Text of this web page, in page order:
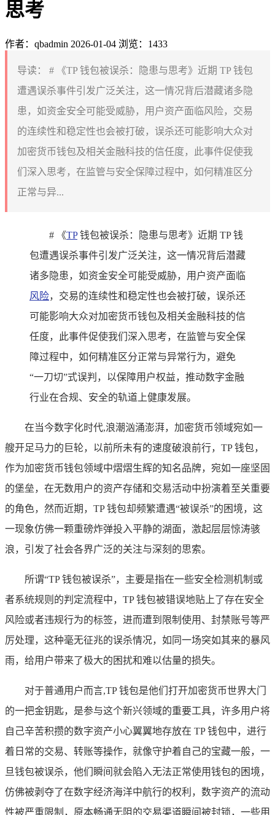
思考
作者：qbadmin 2026-01-04 浏览：1433
导读：
# 《TP 钱包被误杀：隐患与思考》近期 TP 钱包
遭遇误杀事件引发广泛关注，这一情况背后潜藏诸多隐
患，如资金安全可能受威胁，用户资产面临风险，交易
的连续性和稳定性也会被打破，误杀还可能影响大众对
加密货币钱包及相关金融科技的信任度，此事件促使我
们深入思考，在监管与安全保障过程中，如何精准区分
正常与异...
# 《TP钱包被误杀：隐患与思考》近期 TP 钱
包遭遇误杀事件引发广泛关注，这一情况背后潜藏
诸多隐患，如资金安全可能受威胁，用户资产面临
风险，交易的连续性和稳定性也会被打破，误杀还
可能影响大众对加密货币钱包及相关金融科技的信
任度，此事件促使我们深入思考，在监管与安全保
障过程中，如何精准区分正常与异常行为，避免
“一刀切”式误判，以保障用户权益，推动数字金融
行业在合规、安全的轨道上健康发展。
在当今数字化时代,浪潮汹涌澎湃，加密货币领域宛如一
艘开足马力的巨轮，以前所未有的速度破浪前行，TP 钱包，
作为加密货币钱包领域中熠熠生辉的知名品牌，宛如一座坚固
的堡垒，在无数用户的资产存储和交易活动中扮演着至关重要
的角色，然而近期，TP 钱包却频繁遭遇“被误杀”的困境，这
一现象仿佛一颗重磅炸弹投入平静的湖面，激起层层惊涛骇
浪，引发了社会各界广泛的关注与深刻的思索。
所谓“TP 钱包被误杀”，主要是指在一些安全检测机制或
者系统规则的判定流程中，TP 钱包被错误地贴上了存在安全
风险或者违规行为的标签，进而遭到限制使用、封禁账号等严
厉处理，这种毫无征兆的误杀情况，如同一场突如其来的暴风
雨，给用户带来了极大的困扰和难以估量的损失。
对于普通用户而言,TP 钱包是他们打开加密货币世界大门
的一把金钥匙，是参与这个新兴领域的重要工具，许多用户将
自己辛苦积攒的数字资产小心翼翼地存放在 TP 钱包中，进行
着日常的交易、转账等操作，就像守护着自己的宝藏一般，一
旦钱包被误杀，他们瞬间就会陷入无法正常使用钱包的困境，
仿佛被剥夺了在数字经济海洋中航行的权利，数字资产的流动
性被严重限制，原本畅通无阻的交易渠道瞬间被封锁，一些用